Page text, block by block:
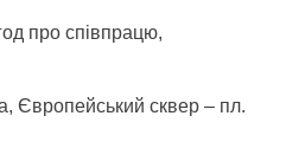
про співпрацю,
Європейський сквер – пл.